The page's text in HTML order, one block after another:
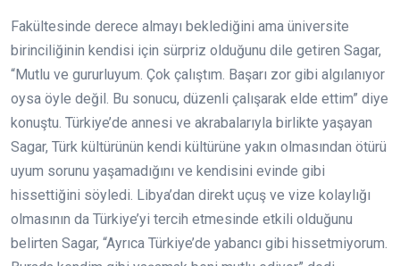
Fakültesinde derece almayı beklediğini ama üniversite
birinciliğinin kendisi için sürpriz olduğunu dile getiren Sagar,
“Mutlu ve gururluyum. Çok çalıştım. Başarı zor gibi algılanıyor
oysa öyle değil. Bu sonucu, düzenli çalışarak elde ettim” diye
konuştu. Türkiye’de annesi ve akrabalarıyla birlikte yaşayan
Sagar, Türk kültürünün kendi kültürüne yakın olmasından ötürü
uyum sorunu yaşamadığını ve kendisini evinde gibi
hissettiğini söyledi. Libya’dan direkt uçuş ve vize kolaylığı
olmasının da Türkiye’yi tercih etmesinde etkili olduğunu
belirten Sagar, “Ayrıca Türkiye’de yabancı gibi hissetmiyorum.